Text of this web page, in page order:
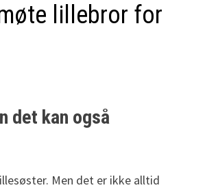
lillebror for
det kan også
Men det er ikke alltid